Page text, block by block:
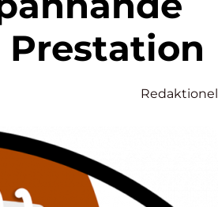
Prestation
Redaktionel